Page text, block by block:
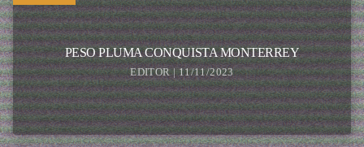
PESO PLUMA CONQUISTA MONTERREY
EDITOR | 11/11/2023